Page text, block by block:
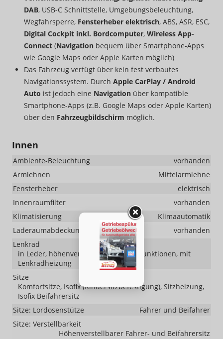
DAB, USB-C Schnittstelle, Umgebungsbeleuchtung,
Wegfahrsperre, Fensterheber elektrisch, ABS, ASR, ESC,
Digital Cockpit inkl. Bordcomputer, Wireless App-
Connect (Navigation bequem über Smartphone-Apps
wie Google Maps oder Apple Karten möglich)
Das Fahrzeug verfügt über kein fest verbautes
Navigationssystem. Durch Apple CarPlay / Android
Auto ist jedoch eine Navigation über kompatible
Smartphone-Apps (z.B. Google Maps oder Apple Karten)
über den Fahrzeugbildschirm möglich.
Innen
Ambiente-Beleuchtung
vorhanden
Armlehnen
Mittelarmlehne
Fensterheber
elektrisch
Innenraumfilter
vorhanden
Klimatisierung
Klimaautomatik
Laderaumabdeckung
vorhanden
Lenkrad
in Leder, höhenverstellbar, mit Multifunktionen, mit
Lenkradheizung
Sitze
Komfortsitze, Isofix (Kindersitzbefestigung), Sitzheizung,
Isofix Beifahrersitz
Sitze: Lordosenstütze
Fahrer und Beifahrer
Sitze: Verstellbarkeit
Höhenverstellbarer Fahrer- und Beifahrersitz